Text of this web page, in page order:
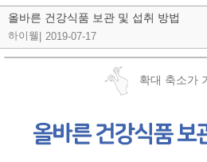
올바른 건강식품 보관 및 섭취 방법
하이웰 2019-07-17
확대 축소가